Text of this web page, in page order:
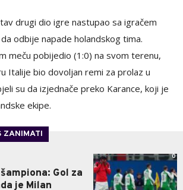
drugi dio igre nastupao sa igračem
odbije napade holandskog tima.
meču pobijedio (1:0) na svom terenu,
Italije bio dovoljan remi za prolaz u
su da izjednače preko Karance, koji je
ekipe.
ZANIMATI
Gol za
je Milan
0